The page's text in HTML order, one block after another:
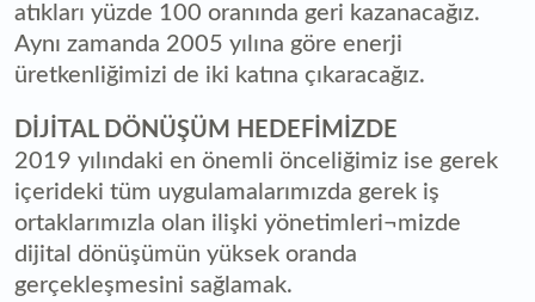
atıkları yüzde 100 oranında geri kazanacağız.
Aynı zamanda 2005 yılına göre enerji
üretkenliğimizi de iki katına çıkaracağız.
DİJİTAL DÖNÜŞÜM HEDEFİMİZDE
2019 yılındaki en önemli önceliğimiz ise gerek
içerideki tüm uygulamalarımızda gerek iş
ortaklarımızla olan ilişki yönetimleri¬mizde
dijital dönüşümün yüksek oranda
gerçekleşmesini sağlamak.